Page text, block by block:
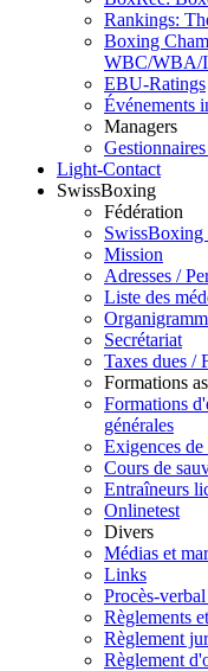
Rankings:
Boxing
WBC/WBA/
EBU-Ratings
Événements
Managers
Gestionnaires
Light-Contact
SwissBoxing
Fédération
SwissBoxing
Mission
Adresses /
Liste des
Secrétariat
Taxes dues /
Formations
Formations
générales
Exigences
Cours de
Entraîneurs
Onlinetest
Divers
Médias et
Links
Procès-
Règlements
Règlement
Règlement